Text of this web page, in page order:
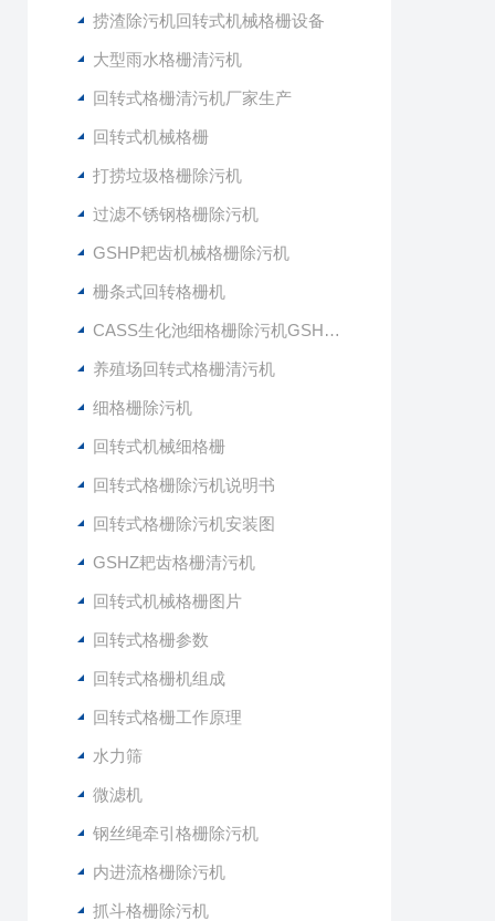
捞渣除污机回转式机械格栅设备
大型雨水格栅清污机
回转式格栅清污机厂家生产
回转式机械格栅
打捞垃圾格栅除污机
过滤不锈钢格栅除污机
GSHP耙齿机械格栅除污机
栅条式回转格栅机
CASS生化池细格栅除污机GSHZ-1000
养殖场回转式格栅清污机
细格栅除污机
回转式机械细格栅
回转式格栅除污机说明书
回转式格栅除污机安装图
GSHZ耙齿格栅清污机
回转式机械格栅图片
回转式格栅参数
回转式格栅机组成
回转式格栅工作原理
水力筛
微滤机
钢丝绳牵引格栅除污机
内进流格栅除污机
抓斗格栅除污机